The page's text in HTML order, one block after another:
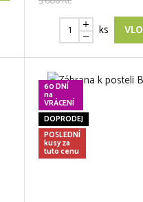
ks
60 DNÍ
na
VRÁCENÍ
DOPRODEJ
POSLEDNÍ
kusy za
tuto cenu